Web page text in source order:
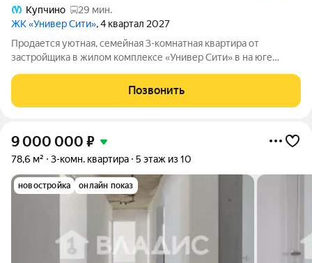
Купчино
29 мин.
ЖК «Универ Сити», 4 квартал 2027
Продается уютная, семейная 3-комнатная квартира от
застройщика в жилом комплексе «Универ Сити» в на юге
всего за 30 минут. Мастер-спальня с собственной ванной
комнатой. Самое приватное
Позвонить
9 000 000 ₽
78,6 м² 3-комн. квартира 5 этаж из 10
новостройка онлайн показ